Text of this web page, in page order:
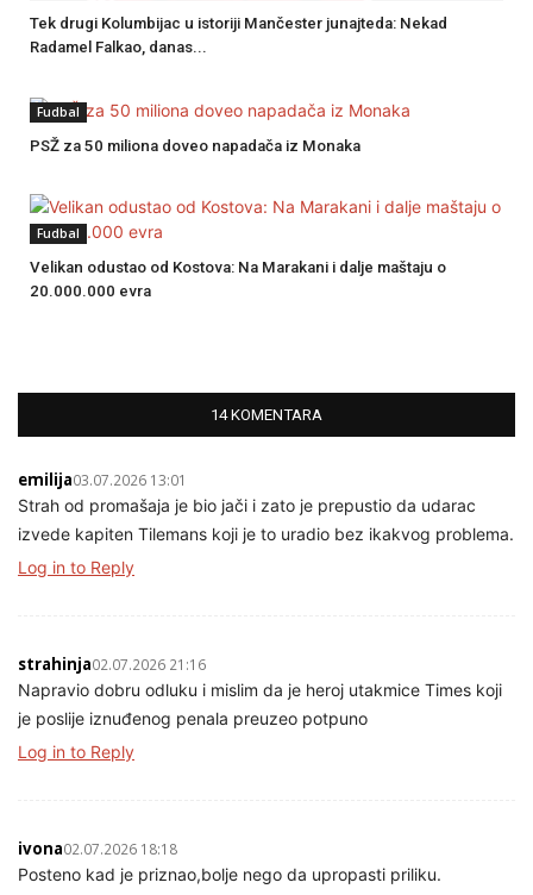
Tek drugi Kolumbijac u istoriji Mančester junajteda: Nekad
Radamel Falkao, danas...
Fudbal
PSŽ za 50 miliona doveo napadača iz Monaka
Fudbal
Velikan odustao od Kostova: Na Marakani i dalje maštaju o
20.000.000 evra
14 KOMENTARA
emilija03.07.2026 13:01
Strah od promašaja je bio jači i zato je prepustio da udarac
izvede kapiten Tilemans koji je to uradio bez ikakvog problema.
Log in to Reply
strahinja02.07.2026 21:16
Napravio dobru odluku i mislim da je heroj utakmice Times koji
je poslije iznuđenog penala preuzeo potpuno
Log in to Reply
ivona02.07.2026 18:18
Posteno kad je priznao,bolje nego da upropasti priliku.